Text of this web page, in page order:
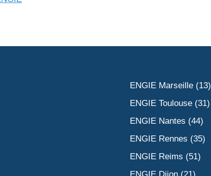
ENGIE Marseille (13)
ENGIE Toulouse (31)
ENGIE Nantes (44)
ENGIE Rennes (35)
ENGIE Reims (51)